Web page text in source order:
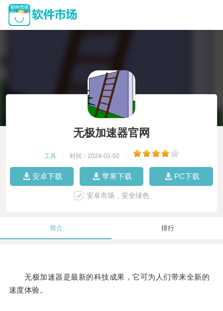
无极加速器官网
工具 时间：2024-02-02
安卓下载 苹果下载 PC下载
安卓市场，安全绿色
简介 排行
无极加速器是最新的科技成果，它可为人们带来全新的
速度体验。